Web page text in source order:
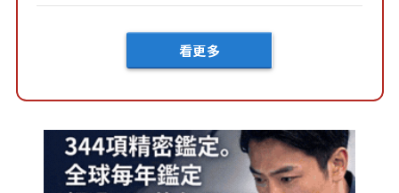
車？...
看更多